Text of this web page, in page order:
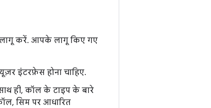
लागू करें. आपके लागू किए गए
इंटरफ़ेस होना चाहिए.
ही, कॉल के टाइप के बारे
सिम पर आधारित